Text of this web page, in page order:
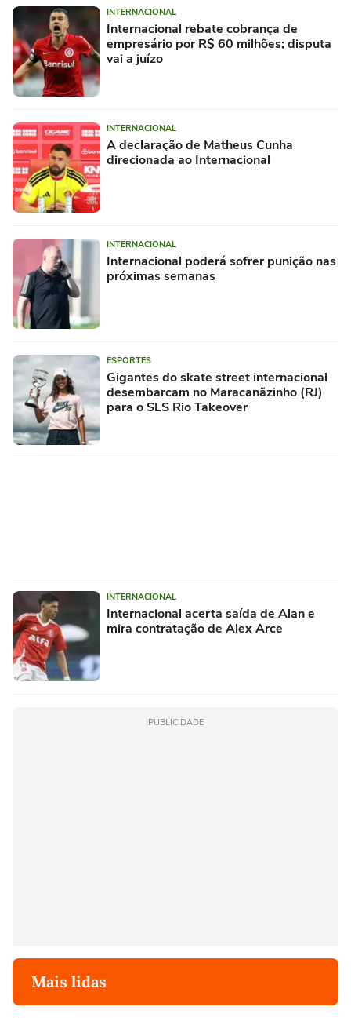
INTERNACIONAL
Internacional rebate cobrança de
empresário por R$ 60 milhões; disputa
vai a juízo
INTERNACIONAL
A declaração de Matheus Cunha
direcionada ao Internacional
INTERNACIONAL
Internacional poderá sofrer punição nas
próximas semanas
ESPORTES
Gigantes do skate street internacional
desembarcam no Maracanãzinho (RJ)
para o SLS Rio Takeover
INTERNACIONAL
Internacional acerta saída de Alan e
mira contratação de Alex Arce
PUBLICIDADE
Mais lidas